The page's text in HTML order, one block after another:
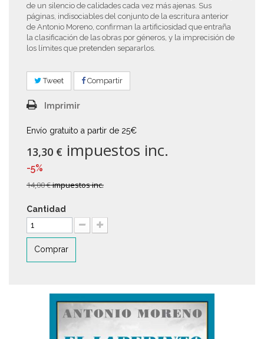
de un silencio de calidades cada vez más ajenas. Sus
páginas, indisociables del conjunto de la escritura anterior
de Antonio Moreno, confirman la artificiosidad que entraña
la clasificación de las obras por géneros, y la imprecisión de
los límites que pretenden separarlos.
Tweet Compartir
Imprimir
Envío gratuito a partir de 25€
13,30 € impuestos inc.
-5%
14,00 €impuestos inc.
Cantidad
Comprar